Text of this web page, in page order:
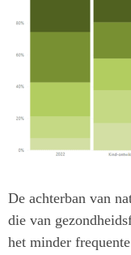
De achterban van
die van
het minder